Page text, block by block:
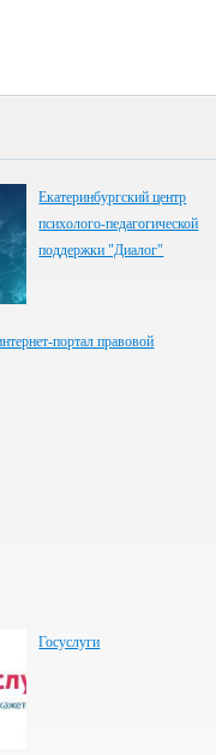
Екатеринбургский центр
психолого-педагогической
поддержки "Диалог"
портал правовой
Госуслуги